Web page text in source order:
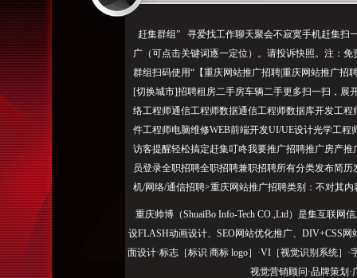
赶集群组” 寻爱找工作聊天聚会不寂寞手机赶集扫
广（可点击关键词逐一定位）。请投诉快照。注：
群组扫码使用“【重庆网站推广招聘|重庆网站推广招
[切换城市]招聘租房二手房车辆二手更多扫一扫，展
络工程师通信工程师数据通信工程师数据库开发工
件工程师电脑维修WEB前端开发UI/UE设计光学工程
访客提醒轻松搞定赶集叮咚我要推广招聘推广房产
员登录全职招聘全职招聘兼职招聘所有分类发布简
机/网络/通信招聘>重庆网站推广招聘类别：不对其内
重庆帅博（ShuaiBo Info-Tech CO.,Ltd）是集互联网
设FLASH动画设计、SEO网站优化推广、DIV+CSS
面设计·标志［标识 商标 logo］·VI［视觉识别系统］·
视觉营销顾问·品牌策划